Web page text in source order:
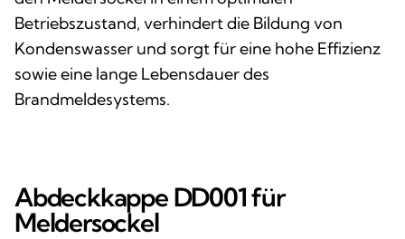
Betriebszustand, verhindert die Bildung von
Kondenswasser und sorgt für eine hohe Effizienz
sowie eine lange Lebensdauer des
Brandmeldesystems.
Abdeckkappe DD001 für
Meldersockel